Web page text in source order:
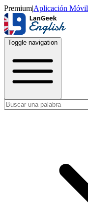
Premium|Aplicación Móvil
Toggle navigation